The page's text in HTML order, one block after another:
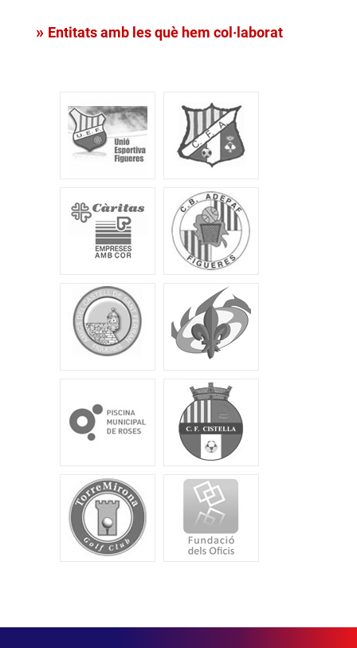
Entitats amb les què hem col·laborat